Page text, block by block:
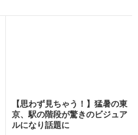
【思わず見ちゃう！】猛暑の東
京、駅の階段が驚きのビジュア
ルになり話題に